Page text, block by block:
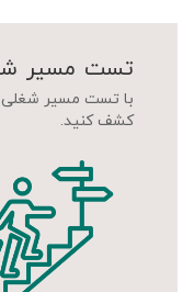
تست مسیر
با تست مسیر شغلی
کشف کنید.